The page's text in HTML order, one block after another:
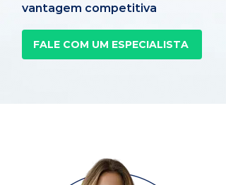
vantagem competitiva
FALE COM UM ESPECIALISTA